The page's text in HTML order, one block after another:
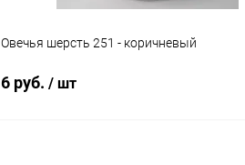
Овечья шерсть 251 - коричневый
6 руб. / шт